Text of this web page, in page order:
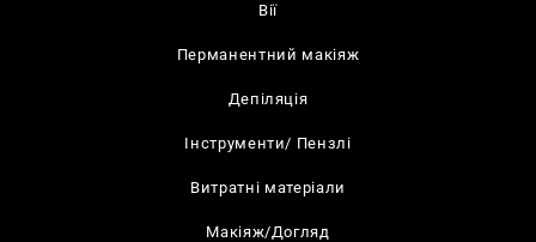
Вії
Перманентний макіяж
Депіляція
Інструменти/ Пензлі
Витратні матеріали
Макіяж/Догляд